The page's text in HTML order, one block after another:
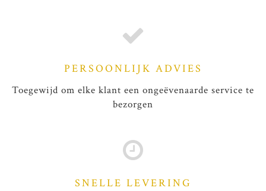
PERSOONLIJK ADVIES
Toegewijd om elke klant een ongeëvenaarde service te
bezorgen
SNELLE LEVERING